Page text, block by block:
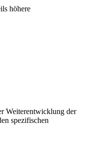
höhere
Weiterentwicklung der
spezifischen